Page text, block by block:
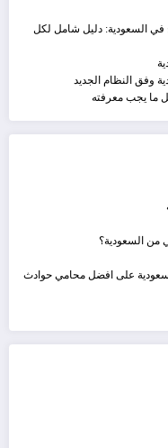
في السعودية: دليل شامل لكل
وفق النظام الجديد
ما يجب معرفته
من السعودية؟
علىافضل محامي حوادث